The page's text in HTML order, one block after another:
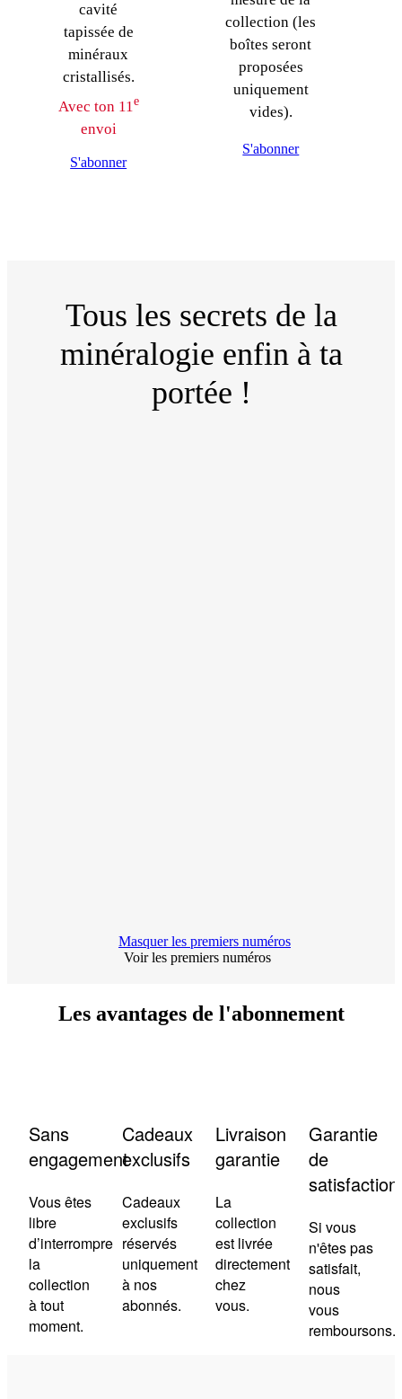
cavité
tapissée de
minéraux
cristallisés.
Avec ton 11e
envoi
S'abonner
collection (les
boîtes seront
proposées
uniquement
vides).
S'abonner
Tous les secrets de la
minéralogie enfin à ta
portée !
Masquer les premiers numéros
Voir les premiers numéros
Les avantages de l'abonnement
Sans
engagement
Vous êtes
libre
d’interrompre
la
collection
à tout
moment.
Cadeaux
exclusifs
Cadeaux
exclusifs
réservés
uniquement
à nos
abonnés.
Livraison
garantie
La
collection
est livrée
directement
chez
vous.
Garantie
de
satisfaction
Si vous
n'êtes pas
satisfait,
nous
vous
remboursons.